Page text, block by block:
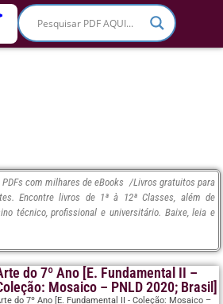
PDFs com milhares de eBooks /Livros gratuitos para
Encontre livros de 1ª à 12ª Classes, além de
técnico, profissional e universitário. Baixe, leia e
do 7º Ano [E. Fundamental II –
Mosaico – PNLD 2020; Brasil]
do 7º Ano [E. Fundamental II - Coleção: Mosaico –